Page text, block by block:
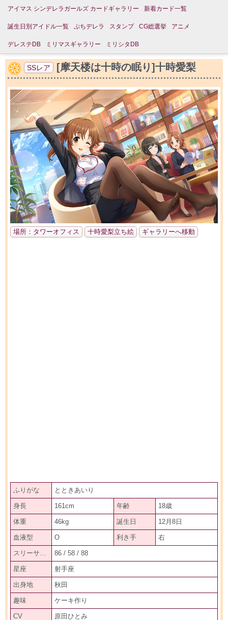
アイマス シンデレラガールズ カードギャラリー 新着カード一覧
誕生日別アイドル一覧 ぷちデレラ スタンプ CG総選挙 アニメ
デレステDB ミリマスギャラリー ミリシタDB
SSレア [摩天楼は十時の眠り]十時愛梨
場所：タワーオフィス 十時愛梨立ち絵 ギャラリーへ移動
ふりがな とときあいり
身長 161cm 年齢 18歳
体重 46kg 誕生日 12月8日
血液型 O 利き手 右
86 / 58 / 88
星座 射手座
出身地 秋田
趣味 ケーキ作り
CV 原田ひとみ